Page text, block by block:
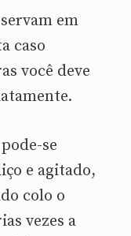
em
caso
você deve
se
e agitado,
colo o
vezes a